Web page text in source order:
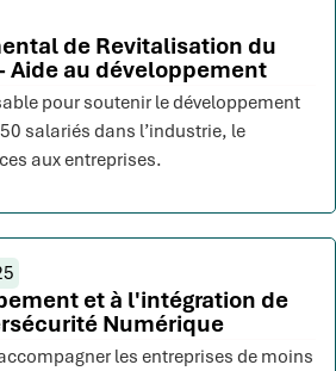
de Revitalisation du
Aide au développement
pour soutenir le développement
salariés dans l’industrie, le
aux entreprises.
et à l'intégration de
Numérique
les entreprises de moins